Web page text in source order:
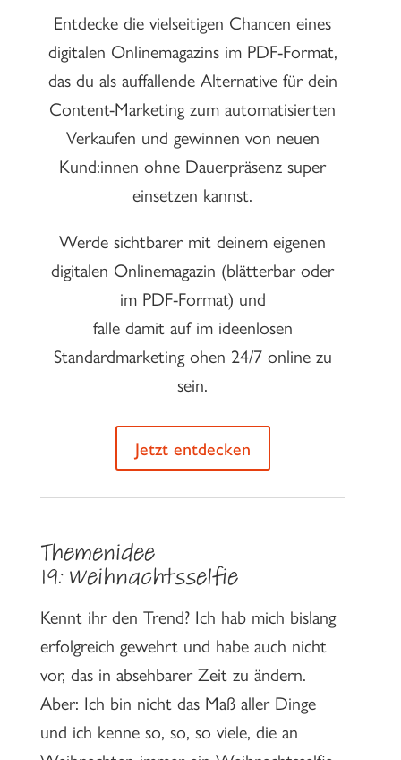
Entdecke die vielseitigen Chancen eines
digitalen Onlinemagazins im PDF-Format,
das du als auffallende Alternative für dein
Content-Marketing zum automatisierten
Verkaufen und gewinnen von neuen
Kund:innen ohne Dauerpräsenz super
einsetzen kannst.
Werde sichtbarer mit deinem eigenen
digitalen Onlinemagazin (blätterbar oder
im PDF-Format) und
falle damit auf im ideenlosen
Standardmarketing ohen 24/7 online zu
sein.
Jetzt entdecken
Themenidee
19:Weihnachtsselfie
Kennt ihr den Trend? Ich hab mich bislang
erfolgreich gewehrt und habe auch nicht
vor, das in absehbarer Zeit zu ändern.
Aber: Ich bin nicht das Maß aller Dinge
und ich kenne so, so, so viele, die an